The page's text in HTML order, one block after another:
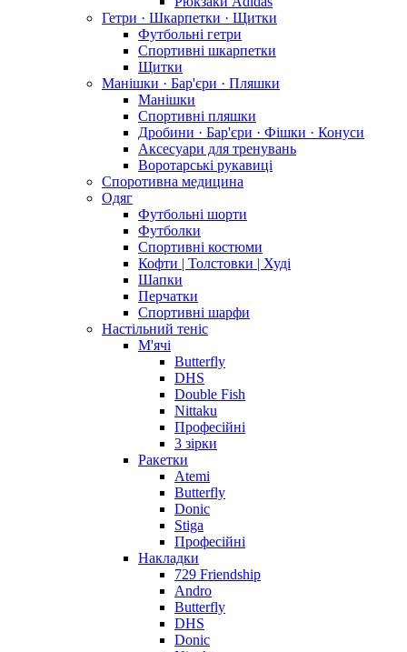
Гетри · Шкарпетки · Щитки
Футбольні гетри
Спортивні шкарпетки
Щитки
Манішки · Бар'єри · Пляшки
Манішки
Спортивні пляшки
Дробини · Бар'єри · Фішки · Конуси
Аксесуари для тренувань
Воротарські рукавиці
Споротивна медицина
Одяг
Футбольні шорти
Футболки
Спортивні костюми
Кофти | Толстовки | Худі
Шапки
Перчатки
Спортивні шарфи
Настільний теніс
М'ячі
Butterfly
DHS
Double Fish
Nittaku
Професійні
3 зірки
Ракетки
Atemi
Butterfly
Donic
Stiga
Професійні
Накладки
729 Friendship
Andro
Butterfly
DHS
Donic